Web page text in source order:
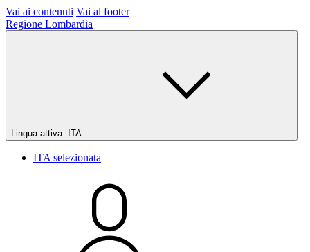
Vai ai contenuti Vai al footer
Regione Lombardia
Lingua attiva: ITA
ITA selezionata